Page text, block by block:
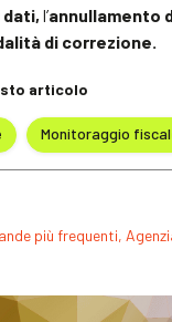
dati, l’annullamento
di correzione.
articolo
Monitoraggio
più frequenti,